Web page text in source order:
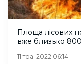
Площа лісових
вже близько 800
11 тра. 2022 06:14